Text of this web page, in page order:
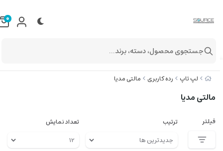
لپ تاپ رده کاربری مالتی مدیا
مالتی مدیا
فیلتر ترتیب تعداد نمایش
0
جستجوی محصول، دسته، برند...